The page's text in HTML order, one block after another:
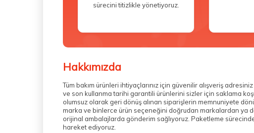
sürecini titizlikle yönetiyoruz.
Hakkımızda
Tüm bakım ürünleri ihtiyaçlarınız için güvenilir alışveriş
ve son kullanma tarihi garantili ürünlerini sizler için saklama
olumsuz olarak geri dönüş alınan siparişlerin memnuniyete
marka ve binlerce ürün seçeneğini doğrudan markalardan ya
orijinal ambalajlarda gönderim sağlıyoruz. Paketleme
hareket ediyoruz.